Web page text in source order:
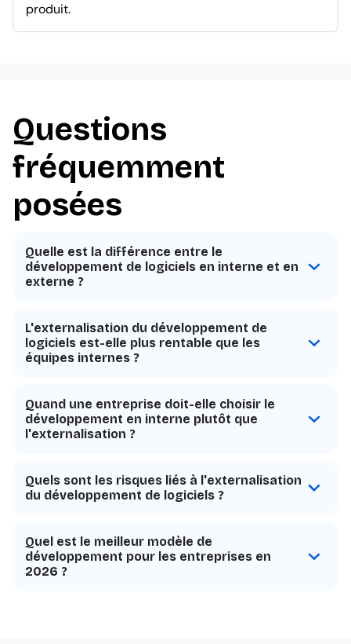
produit.
Questions
fréquemment
posées
Quelle est la différence entre le
développement de logiciels en interne et en
externe ?
L'externalisation du développement de
logiciels est-elle plus rentable que les
équipes internes ?
Quand une entreprise doit-elle choisir le
développement en interne plutôt que
l'externalisation ?
Quels sont les risques liés à l'externalisation
du développement de logiciels ?
Quel est le meilleur modèle de
développement pour les entreprises en
2026 ?